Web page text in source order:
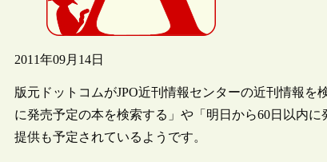
2011年09月14日
版元ドットコムがJPO近刊情報センターの近刊情報
に発売予定の本を検索する」や「明日から60日以内
提供も予定されているようです。